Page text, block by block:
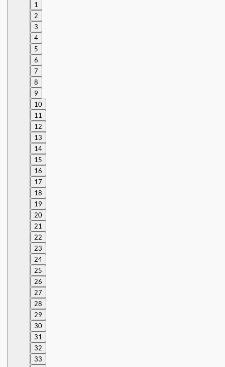
1
2
3
4
5
6
7
8
9
10
11
12
13
14
15
16
17
18
19
20
21
22
23
24
25
26
27
28
29
30
31
32
33